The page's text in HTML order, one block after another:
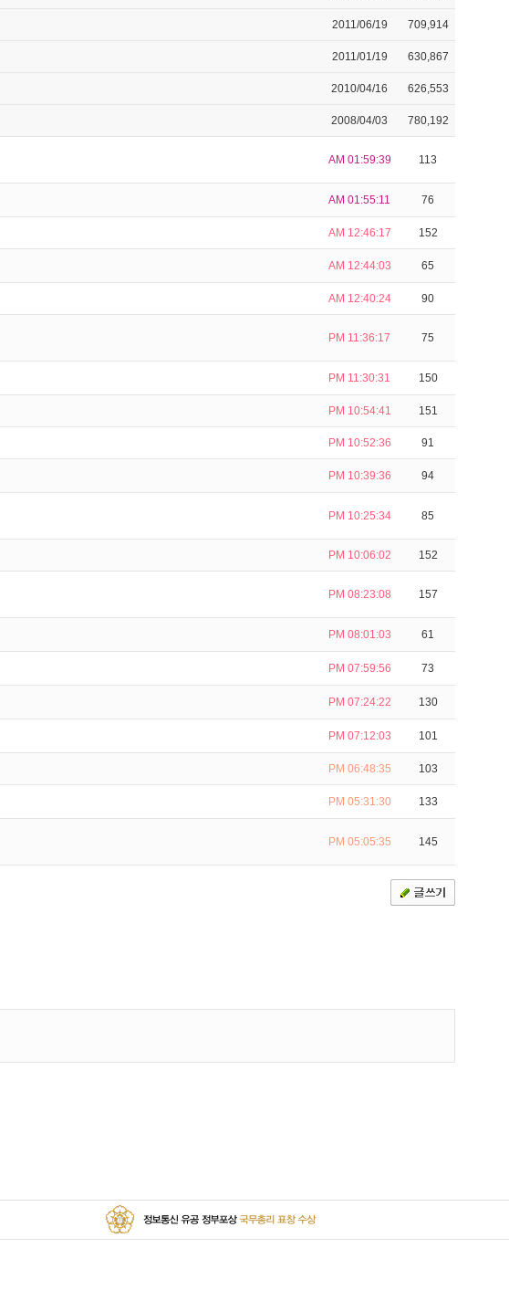
2011/06/19 709,914
2011/01/19 630,867
2010/04/16 626,553
2008/04/03 780,192
AM 01:59:39 113
AM 01:55:11 76
AM 12:46:17 152
AM 12:44:03 65
AM 12:40:24 90
PM 11:36:17 75
PM 11:30:31 150
PM 10:54:41 151
PM 10:52:36 91
PM 10:39:36 94
PM 10:25:34 85
PM 10:06:02 152
PM 08:23:08 157
PM 08:01:03 61
PM 07:59:56 73
PM 07:24:22 130
PM 07:12:03 101
PM 06:48:35 103
PM 05:31:30 133
PM 05:05:35 145